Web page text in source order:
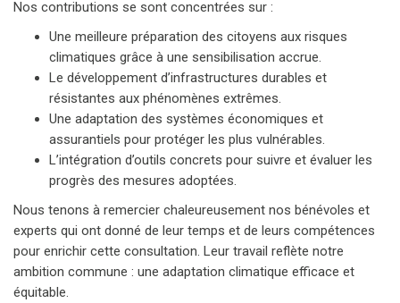
Nos contributions se sont concentrées sur :
Une meilleure préparation des citoyens aux risques
climatiques grâce à une sensibilisation accrue.
Le développement d’infrastructures durables et
résistantes aux phénomènes extrêmes.
Une adaptation des systèmes économiques et
assurantiels pour protéger les plus vulnérables.
L’intégration d’outils concrets pour suivre et évaluer les
progrès des mesures adoptées.
Nous tenons à remercier chaleureusement nos bénévoles et
experts qui ont donné de leur temps et de leurs compétences
pour enrichir cette consultation. Leur travail reflète notre
ambition commune : une adaptation climatique efficace et
équitable.